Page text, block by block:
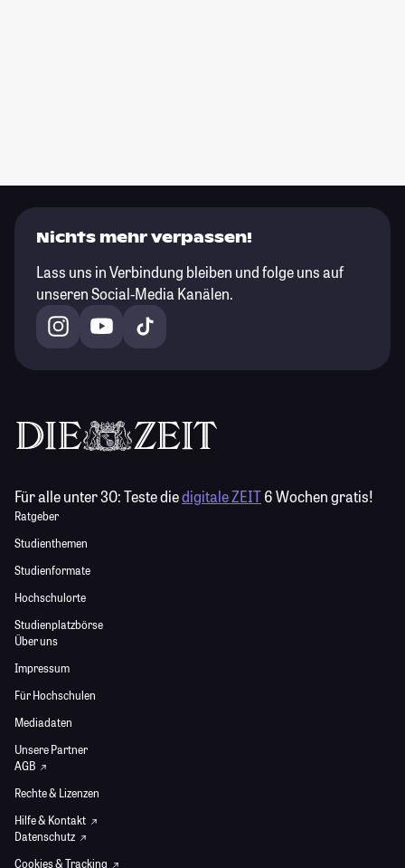
Nichts mehr verpassen!
Lass uns in Verbindung bleiben und folge uns auf
unseren Social-Media Kanälen.
Für alle unter 30:Teste diedigitale ZEIT6 Wochen gratis!
Ratgeber
Studienthemen
Studienformate
Hochschulorte
Studienplatzbörse
Über uns
Impressum
Für Hochschulen
Mediadaten
Unsere Partner
AGB
Rechte & Lizenzen
Hilfe & Kontakt
Datenschutz
Cookies & Tracking